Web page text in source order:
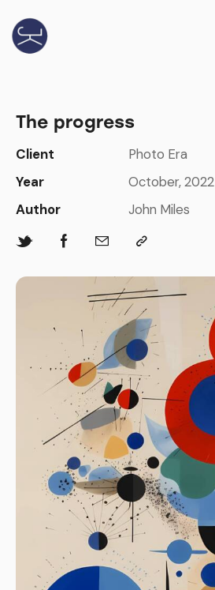
The progress
Client
Photo Era
Year
October, 2022
Author
John Miles